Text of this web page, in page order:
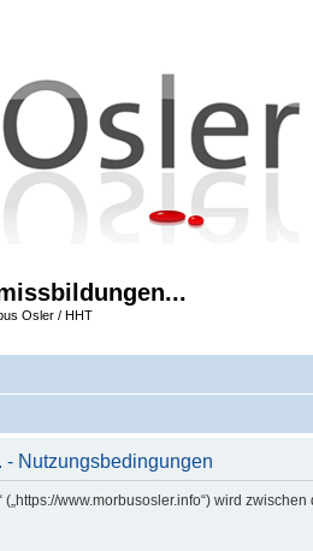
Osler / HHT
- Nutzungsbedingungen
www.morbusosler.info“) wird